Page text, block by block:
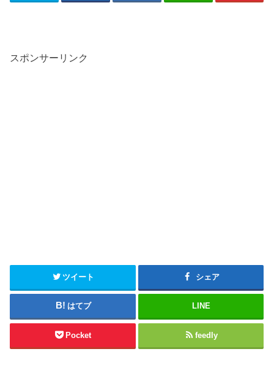
スポンサーリンク
ツイート シェア
はてブ LINE
Pocket feedly